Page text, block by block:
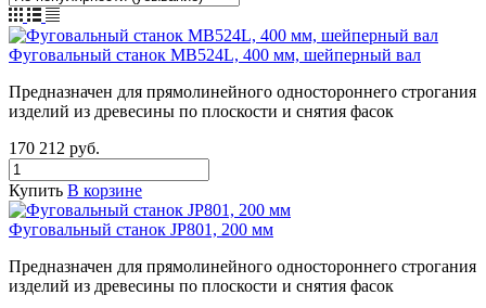
Фуговальный станок MB524L, 400 мм, шейперный вал
Предназначен для прямолинейного одностороннего строгания
изделий из древесины по плоскости и снятия фасок
170 212 руб.
Купить В корзине
Фуговальный станок JP801, 200 мм
Предназначен для прямолинейного одностороннего строгания
изделий из древесины по плоскости и снятия фасок